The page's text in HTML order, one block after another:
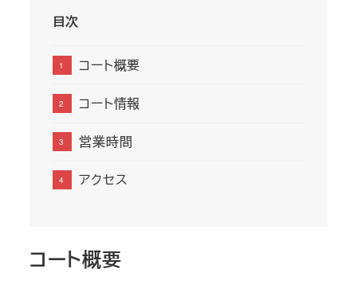
目次
コート概要
コート情報
営業時間
アクセス
コート概要